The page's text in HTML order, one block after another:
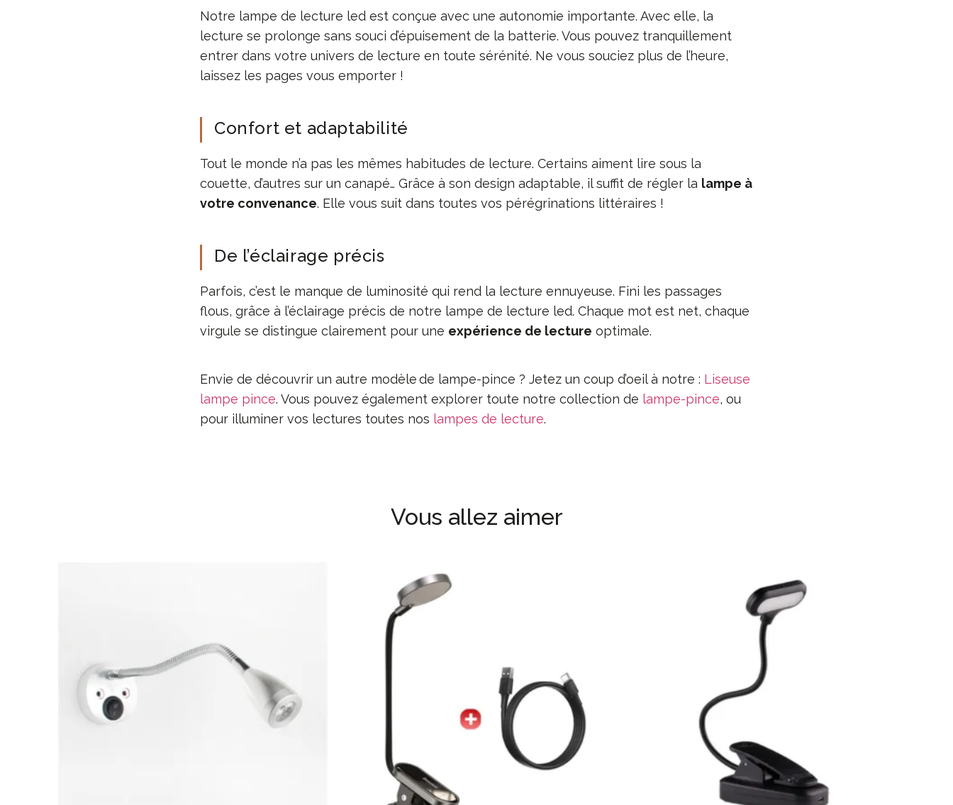
Notre lampe de lecture led est conçue avec une autonomie importante. Avec elle, la
lecture se prolonge sans souci d’épuisement de la batterie. Vous pouvez tranquillement
entrer dans votre univers de lecture en toute sérénité. Ne vous souciez plus de l’heure,
laissez les pages vous emporter !
Confort et adaptabilité
Tout le monde n’a pas les mêmes habitudes de lecture. Certains aiment lire sous la
couette, d’autres sur un canapé… Grâce à son design adaptable, il suffit de régler la lampe à
votre convenance. Elle vous suit dans toutes vos pérégrinations littéraires !
De l’éclairage précis
Parfois, c’est le manque de luminosité qui rend la lecture ennuyeuse. Fini les passages
flous, grâce à l’éclairage précis de notre lampe de lecture led. Chaque mot est net, chaque
virgule se distingue clairement pour une expérience de lecture optimale.
Envie de découvrir un autre modèle de lampe-pince ? Jetez un coup d’oeil à notre : Liseuse
lampe pince. Vous pouvez également explorer toute notre collection de lampe-pince, ou
pour illuminer vos lectures toutes nos lampes de lecture.
Vous allez aimer